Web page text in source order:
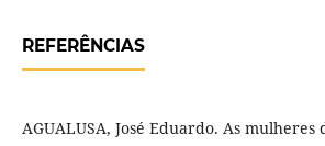
REFERÊNCIAS
AGUALUSA, José Eduardo. As mulheres